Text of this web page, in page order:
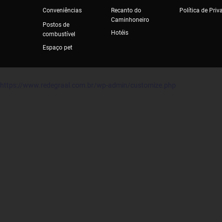
Conveniências
Postos de
combustível
Espaço pet
Recanto do
Caminhoneiro
Hotéis
Política de